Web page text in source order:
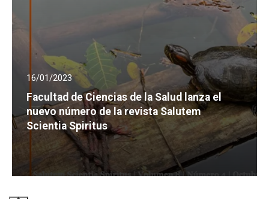
16/01/2023
Facultad de Ciencias de la Salud lanza el
nuevo número de la revista Salutem
Scientia Spiritus